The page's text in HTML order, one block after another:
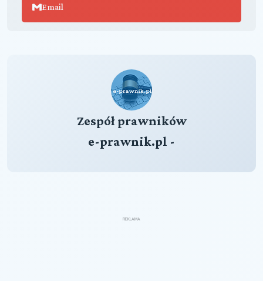
Email
Zespół prawników
e-prawnik.pl -
REKLAMA